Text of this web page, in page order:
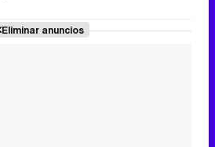
Eliminar anuncios